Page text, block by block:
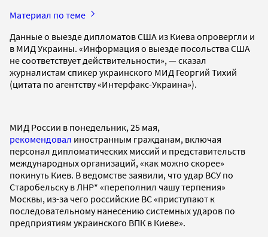
Материал по теме
Данные о выезде дипломатов США из Киева опровергли и
в МИД Украины. «Информация о выезде посольства США
не соответствует действительности», — сказал
журналистам спикер украинского МИД Георгий Тихий
(цитата по агентству «Интерфакс-Украина»).
МИД России в понедельник, 25 мая,
рекомендовал иностранным гражданам, включая
персонал дипломатических миссий и представительств
международных организаций, «как можно скорее»
покинуть Киев. В ведомстве заявили, что удар ВСУ по
Старобельску в ЛНР* «переполнил чашу терпения»
Москвы, из-за чего российские ВС «приступают к
последовательному нанесению системных ударов по
предприятиям украинского ВПК в Киеве».